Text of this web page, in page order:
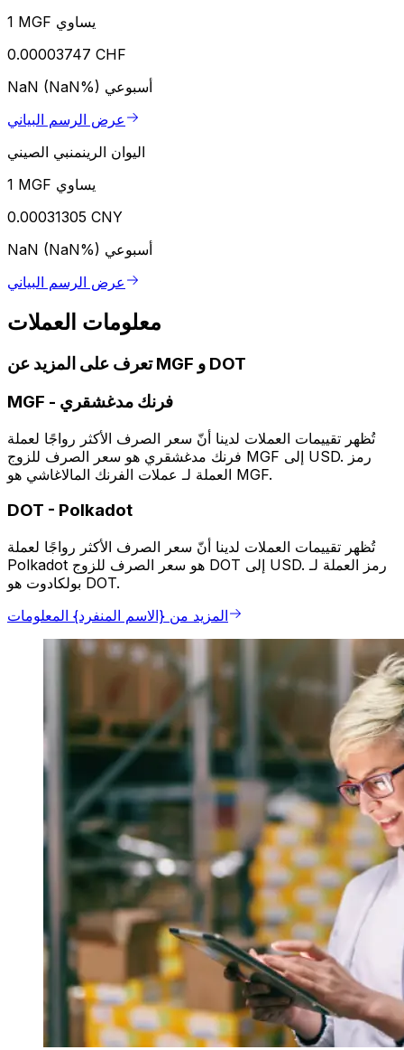
1 MGF يساوي
0.00003747 CHF
NaN (NaN%) أسبوعي
عرض الرسم البياني
اليوان الرينمنبي الصيني
1 MGF يساوي
0.00031305 CNY
NaN (NaN%) أسبوعي
عرض الرسم البياني
معلومات العملات
تعرف على المزيد عن MGF و DOT
MGF - فرنك مدغشقري
تُظهر تقييمات العملات لدينا أنّ سعر الصرف الأكثر رواجًا لعملة
فرنك مدغشقري هو سعر الصرف للزوج MGF إلى USD. رمز
العملة لـ عملات الفرنك المالاغاشي هو MGF.
DOT - Polkadot
تُظهر تقييمات العملات لدينا أنّ سعر الصرف الأكثر رواجًا لعملة
Polkadot هو سعر الصرف للزوج DOT إلى USD. رمز العملة لـ
بولكادوت هو DOT.
المزيد من {الاسم المنفرد} المعلومات